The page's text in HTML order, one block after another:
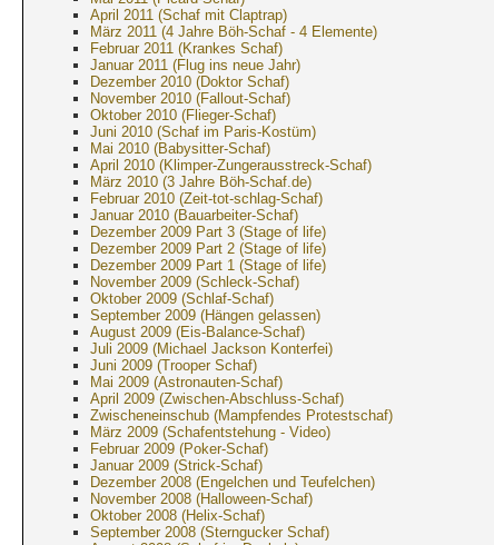
April 2011 (Schaf mit Claptrap)
März 2011 (4 Jahre Böh-Schaf - 4 Elemente)
Februar 2011 (Krankes Schaf)
Januar 2011 (Flug ins neue Jahr)
Dezember 2010 (Doktor Schaf)
November 2010 (Fallout-Schaf)
Oktober 2010 (Flieger-Schaf)
Juni 2010 (Schaf im Paris-Kostüm)
Mai 2010 (Babysitter-Schaf)
April 2010 (Klimper-Zungerausstreck-Schaf)
März 2010 (3 Jahre Böh-Schaf.de)
Februar 2010 (Zeit-tot-schlag-Schaf)
Januar 2010 (Bauarbeiter-Schaf)
Dezember 2009 Part 3 (Stage of life)
Dezember 2009 Part 2 (Stage of life)
Dezember 2009 Part 1 (Stage of life)
November 2009 (Schleck-Schaf)
Oktober 2009 (Schlaf-Schaf)
September 2009 (Hängen gelassen)
August 2009 (Eis-Balance-Schaf)
Juli 2009 (Michael Jackson Konterfei)
Juni 2009 (Trooper Schaf)
Mai 2009 (Astronauten-Schaf)
April 2009 (Zwischen-Abschluss-Schaf)
Zwischeneinschub (Mampfendes Protestschaf)
März 2009 (Schafentstehung - Video)
Februar 2009 (Poker-Schaf)
Januar 2009 (Strick-Schaf)
Dezember 2008 (Engelchen und Teufelchen)
November 2008 (Halloween-Schaf)
Oktober 2008 (Helix-Schaf)
September 2008 (Sterngucker Schaf)